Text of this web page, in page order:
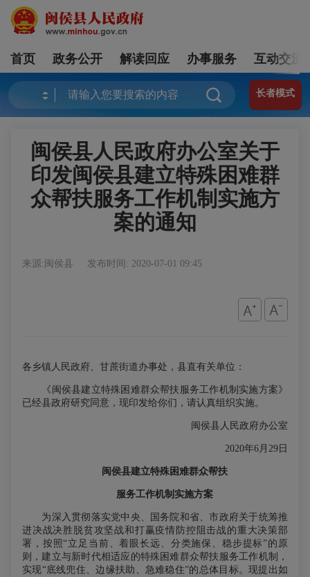
首页 政务公开 解读回应 办事服务 互动交流
长者模式
闽侯县人民政府办公室关于
印发闽侯县建立特殊困难群
众帮扶服务工作机制实施方
案的通知
来源:闽侯县 发布时间: 2020-07-01 09:45
各乡镇人民政府、甘蔗街道办事处，县直有关单位：
《闽侯县建立特殊困难群众帮扶服务工作机制实施方案》
已经县政府研究同意，现印发给你们，请认真组织实施。
闽侯县人民政府办公室
2020年6月29日
闽侯县建立特殊困难群众帮扶
服务工作机制实施方案
为深入贯彻落实党中央、国务院和省、市政府关于统筹推
进决战决胜脱贫攻坚战和打赢疫情防控阻击战的重大决策部
署，按照“立足当前、着眼长远、分类施保、稳步提标”的原
则，建立与新时代相适应的特殊困难群众帮扶服务工作机制，
实现“底线兜住、边缘扶助、急难稳住”的总体目标。现提出如